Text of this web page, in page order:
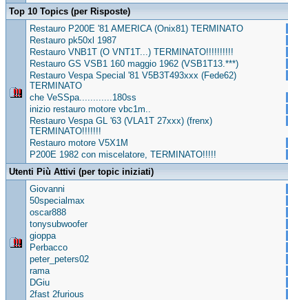
Top 10 Topics (per Risposte)
Restauro P200E '81 AMERICA (Onix81) TERMINATO
Restauro pk50xl 1987
Restauro VNB1T (O VNT1T...) TERMINATO!!!!!!!!!!
Restauro GS VSB1 160 maggio 1962 (VSB1T13.***)
Restauro Vespa Special '81 V5B3T493xxx (Fede62)
TERMINATO
che VeSSpa............180ss
inizio restauro motore vbc1m..
Restauro Vespa GL '63 (VLA1T 27xxx) (frenx)
TERMINATO!!!!!!!
Restauro motore V5X1M
P200E 1982 con miscelatore, TERMINATO!!!!!
Utenti Più Attivi (per topic iniziati)
Giovanni
50specialmax
oscar888
tonysubwoofer
gioppa
Perbacco
peter_peters02
rama
DGiu
2fast 2furious